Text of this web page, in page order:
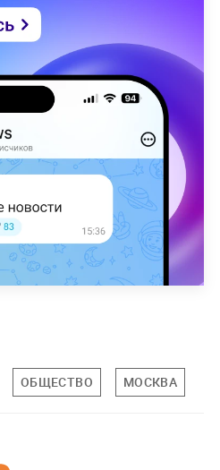
ОБЩЕСТВО МОСКВА